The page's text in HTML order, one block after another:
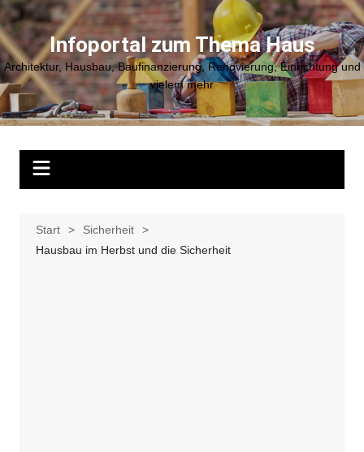
Zum
Inhalt
springenInfoportal zum Thema Haus
Architektur, Hausbau, Baufinanzierung, Renovierung, Einrichtung und
vielem mehr
Start
Sicherheit
Hausbau im Herbst und die Sicherheit